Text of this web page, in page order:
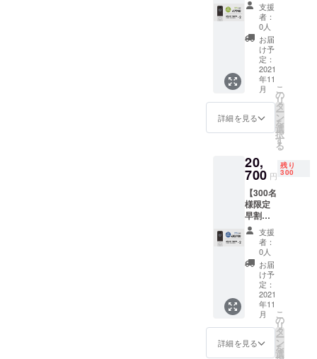
たこと
によ
り、量
産体制
を整え
ること
ができ
たまし
たら、
売価格
が販売
下がる
可能性
がござ
いま
す。
はあり
ます
が、製
品改良
などの
必要な
仕様の
変更が
発生す
る可能
性があ
ご支援
を頂け
たこと
によ
り、量
産体制
を整え
ること
ができ
たまし
たら、
正規販
売価格
が販売
予定価
下がる
可能性
込・送
料込)
【希望
小売価
27,600
円の約
40%OF
F】 ・
本体×2
・レ
付け金
具×2
・説明
書兼保
証書(日
本語）
の商品
は量産
済みで
はあり
ます
が、製
品改良
などの
必要な
『約
35％オ
フ』ス
マホで
ドアホ
ン♪×2 ■
先着100
名様 ■
スマホ
でドア
ホン
FIRE限
定特別
価格(早
割)
→17,94
0円(税
込・送
料込)
【希望
小売価
27,600
円の約
35%OF
F】 ・
本体×2
・レ
支援
者：
0人
お届
け予
定：
2021
年11
月
詳細を見る
こ
の
リ
タ
ー
ン
を
選
択
す
る
20,
700 円
残り
300
【300名
様限定
早割】
『約
25％オ
フ』ス
マホで
ドアホ
ン♪×2 ■
先着300
名様 ■
スマホ
でドア
ホン
♪×2
支援
者：
0人
お届
け予
定：
2021
年11
月
詳細を見る
こ
の
リ
タ
ー
ン
を
選